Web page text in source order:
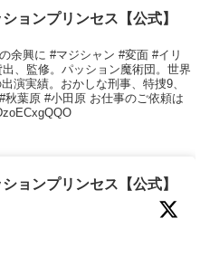
ョンプリンセス【公式】
余興に #マジシャン #変面 #イリ
、監修。パッション魔術団。世界
演実績。おかしな刑事、特捜9、
秋葉原 #小田原 お仕事のご依頼は
ョンプリンセス【公式】